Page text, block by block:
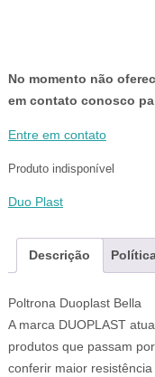
No momento não
em contato conosco
Entre em contato
Produto indisponível
Duo Plast
Descrição
Poltrona Duoplast Bella
A marca DUOPLAST
produtos que passam
conferir maior